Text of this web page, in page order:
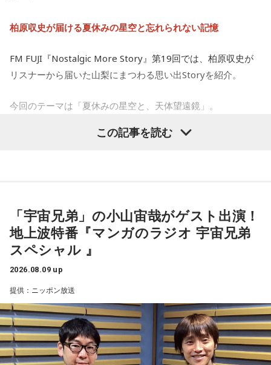
いろいろ気になってくるようなので、「無」になれるような
みたり。頑張りすぎないことも大切なようです。家族や友人
との他愛のない会話を楽しむのもアリ。
増やすより、減らすことを意識してみましょう。食事も腹八
質な水を飲んで深呼吸すると、リラックスできそう。穏やか
でもお休みでも「心地いいこと」を一つ選択して。自分に正
直になる時間が、今週の波に乗る秘訣ですよ。
■監修者プロフィール：桜羽結万(さくらば・ゆま)
池袋占い館セレーネ所属。占い師を母に持ち、占い歴約20
年。野村證券・パーソルキャリアでの勤務を経て占い師とし
て独立。2024年にはスキルシェアサイト「ココナラ」にて結
婚分野ランキング1位・仕事分野2位を獲得。現在はSATORI電
話占いを始め、年間1000名を鑑定している。
Webサイト：https://selene-uranai.com/
オンライン占いセレーネ：https://online-uranai.jp/
的な色を選んでみて。
【5位】山羊座（やぎ座）
今日は、少し距離を感じていた人と意気投合するなど、心が
温かくなる出来事が起こりそう。一対一で相手とじっくり向
う。
【6位】牡牛座（おうし座）
【7位】天秤座（てんびん座）
慌ただしい一日になりそうですが、忙しいほど輝けそう。汗
を流して働いていると自信が持てるようです。仲間といろい
ろな会話をするようですが、お互いの人柄を深く理解できる
ことでしょう。
【8位】獅子座（しし座）
目標やゴールを決めて、そこまでの道のりを計画していくと
◎。冷静に判断し行動できると、自分が求めているものに近
づけるようです。先輩などの話に耳を傾けるのも良いでしょ
う。
柏原収史が届ける夏休みの星空と忘れられない記憶
FM FUJI『Nostalgic More Story』第19回では、柏原収史が
リスナーから届いた山梨にまつわる思い出Storyを紹介。
今回のテーマは「夏休みの星空と、天体望遠鏡」。
子どもの頃に見上げた夜空、友達と過ごした時間、そして大
今回紹介されたのは、ラジオネーム「雪見だいふく」さんか
ら届いたStory。
子どもの頃、甲府市愛宕町にある県立科学館へ通い、プラネ
タリウムを見ることを楽しみにしていたという思い出から始
まります。
小学4年生の頃、隣の席だった友人K君から「誕生日に天体望
遠鏡を買ってもらったから、夏休みに泊まりにおいでよ」と
この記事を読む
「宇宙兄弟」の小山宙哉がゲスト出演！
地上波特番『マンガのラジオ 宇宙兄弟
スペシャル 』
2026.08.09 up
提供：ニッポン放送